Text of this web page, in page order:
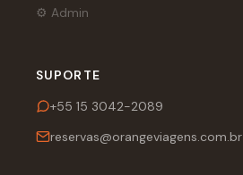
⚙️ Admin
SUPORTE
+55 15 3042-2089
reservas@orangeviagens.com.br